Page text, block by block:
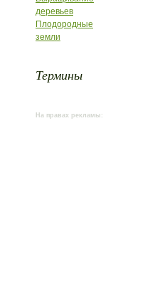
деревьев
Плодородные
земли
Термины
На правах рекламы: